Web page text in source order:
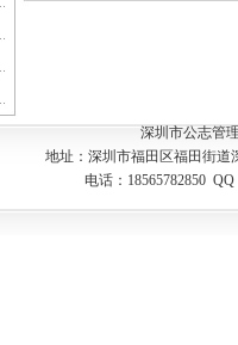
深圳市公志管
地址：深圳市福田区福田街
电话：18565782850